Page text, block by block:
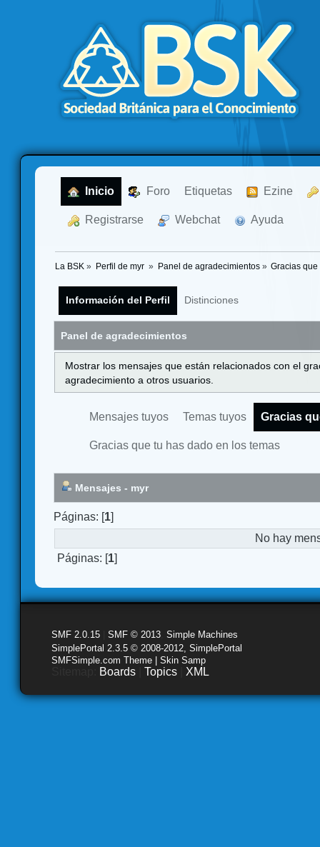
Inicio Foro Etiquetas Ezine
Registrarse Webchat Ayuda
La BSK » Perfil de myr » Panel de agradecimientos» Gracias
Información del Perfil Distinciones
Panel de agradecimientos
Mostrar los mensajes que están relacionados con el
agradecimiento a otros usuarios.
Mensajes tuyos Temas tuyos Gracias
Gracias que tu has dado en los temas
Mensajes - myr
Páginas: [1]
No hay
Páginas: [1]
SMF 2.0.15 SMF © 2013 Simple Machines
SimplePortal 2.3.5 © 2008-2012, SimplePortal
SMFSimple.com Theme | Skin Samp
Boards Topics XML